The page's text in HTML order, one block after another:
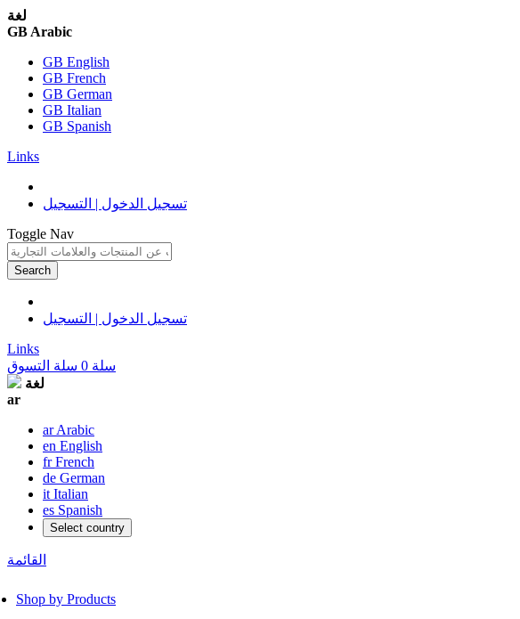
لغة
GB Arabic
GB English
GB French
GB German
GB Italian
GB Spanish
Links
تسجيل الدخول | التسجيل
Toggle Nav
Search
تسجيل الدخول | التسجيل
Links
سلة 0 سلة التسوق
لغة
ar
ar Arabic
en English
fr French
de German
it Italian
es Spanish
Select country
القائمة
Shop by Products